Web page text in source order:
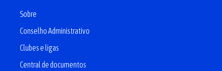
Sobre
Conselho Administrativo
Clubes e ligas
Central de documentos